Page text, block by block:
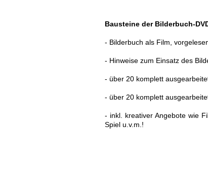
Bausteine der Bilderbuch-
- Bilderbuch als Film,
- Hinweise zum Einsatz des
- über 20 komplett
- über 20 komplett
- inkl. kreativer Angebote wie
Spiel u.v.m.!